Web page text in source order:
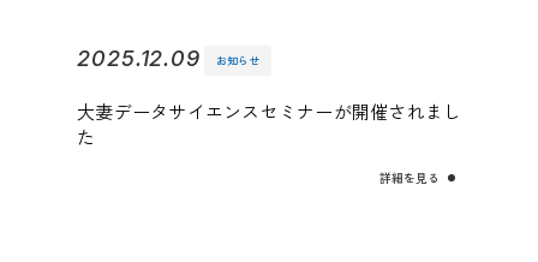
2025.12.09 お知らせ
大妻データサイエンスセミナーが開催されまし
た
詳細を見る